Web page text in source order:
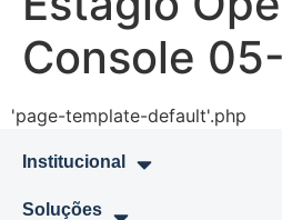
Console
'page-template-default'.php
Institucional
Soluções